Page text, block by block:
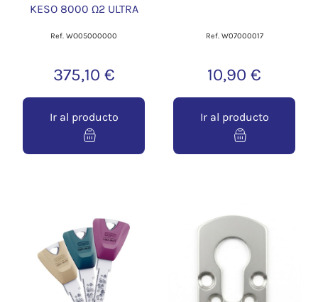
KESO 8000 Ω2 ULTRA
Ref. WO05000000
375,10 €
Ir al producto
Ref. W07000017
10,90 €
Ir al producto